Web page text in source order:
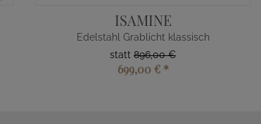
ISAMINE
Edelstahl Grablicht klassisch
statt 896,00 €
699,00 € *